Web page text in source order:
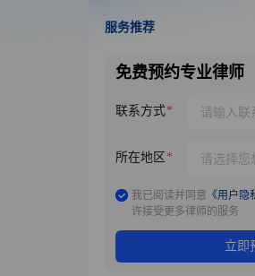
服务推荐
免费预约专业律师
联系方式
所在地区
我已阅读并同意 《用户隐
许接受更多律师的服务
立即